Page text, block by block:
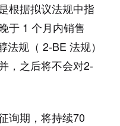
根据拟议法规中指
于 1 个月内销售
规（ 2-BE 法规）
，之后将不会对2-
询期，将持续70